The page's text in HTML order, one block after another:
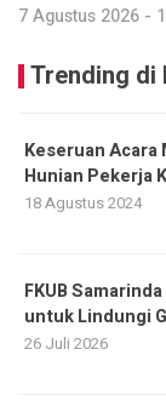
7 Agustus 2026 -
Trending di
Keseruan Acara
Hunian Pekerja
18 Agustus 2024
FKUB
untuk Lindungi
26 Juli 2026